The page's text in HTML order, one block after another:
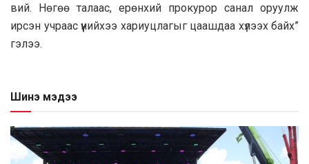
вий. Нөгөө талаас, ерөнхий прокурор санал оруулж
ирсэн учраас үүнийхээ хариуцлагыг цаашдаа хүлээх байх”
гэлээ.
Шинэ мэдээ